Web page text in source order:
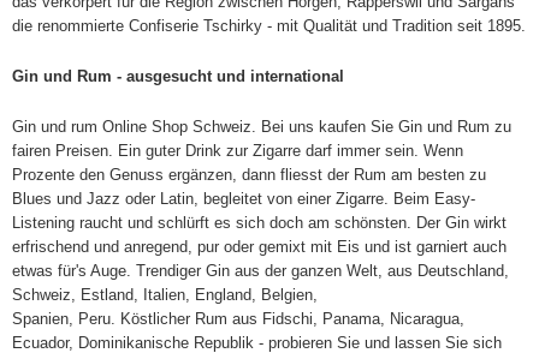
die renommierte Confiserie Tschirky - mit Qualität und Tradition seit 1895.
Gin und Rum - ausgesucht und international
Gin und rum Online Shop Schweiz. Bei uns kaufen Sie Gin und Rum zu
fairen Preisen. Ein guter Drink zur Zigarre darf immer sein. Wenn
Prozente den Genuss ergänzen, dann fliesst der Rum am besten zu
Blues und Jazz oder Latin, begleitet von einer Zigarre. Beim Easy-
Listening raucht und schlürft es sich doch am schönsten. Der Gin wirkt
erfrischend und anregend, pur oder gemixt mit Eis und ist garniert auch
etwas für's Auge. Trendiger Gin aus der ganzen Welt, aus Deutschland,
Schweiz, Estland, Italien, England, Belgien,
Spanien, Peru. Köstlicher Rum aus Fidschi, Panama, Nicaragua,
Ecuador, Dominikanische Republik - probieren Sie und lassen Sie sich